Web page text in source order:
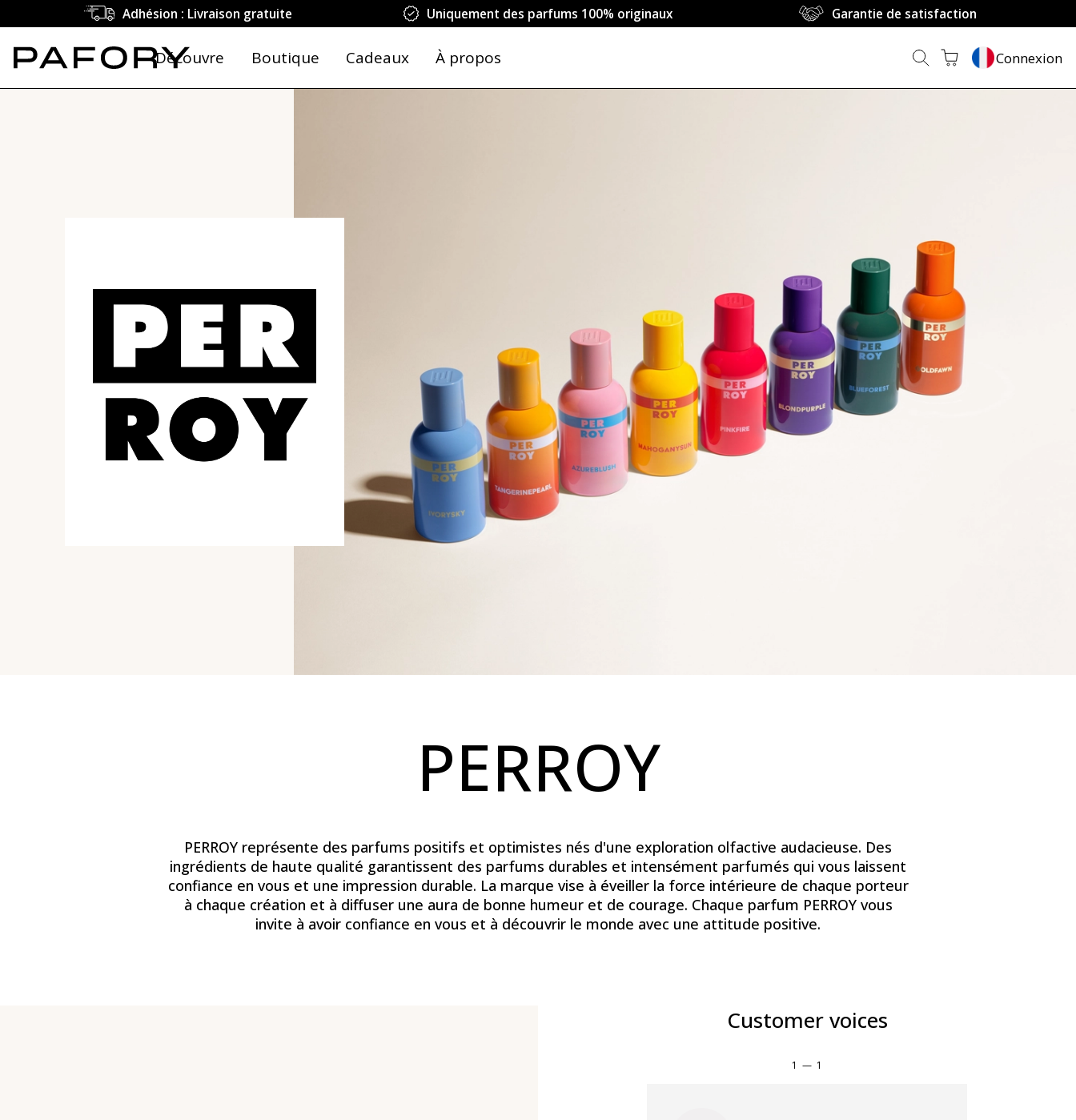
Adhésion : Livraison gratuite Uniquement des parfums 100% originaux Garantie de satisfaction
Découvre Boutique Cadeaux À propos Connexion
PERROY
PERROY représente des parfums positifs et optimistes nés d'une exploration olfactive audacieuse. Des
ingrédients de haute qualité garantissent des parfums durables et intensément parfumés qui vous laissent
confiance en vous et une impression durable. La marque vise à éveiller la force intérieure de chaque porteur
à chaque création et à diffuser une aura de bonne humeur et de courage. Chaque parfum PERROY vous
invite à avoir confiance en vous et à découvrir le monde avec une attitude positive.
Customer voices
1 — 1